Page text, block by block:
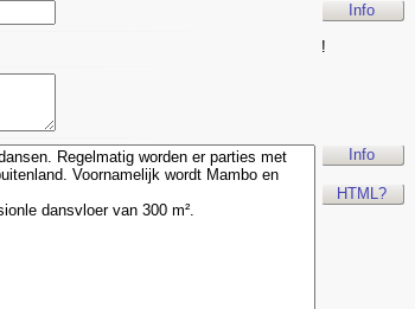
Info
!
Info
HTML?